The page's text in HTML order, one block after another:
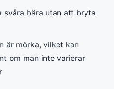
svåra bära utan att bryta
är mörka, vilket kan
om man inte varierar